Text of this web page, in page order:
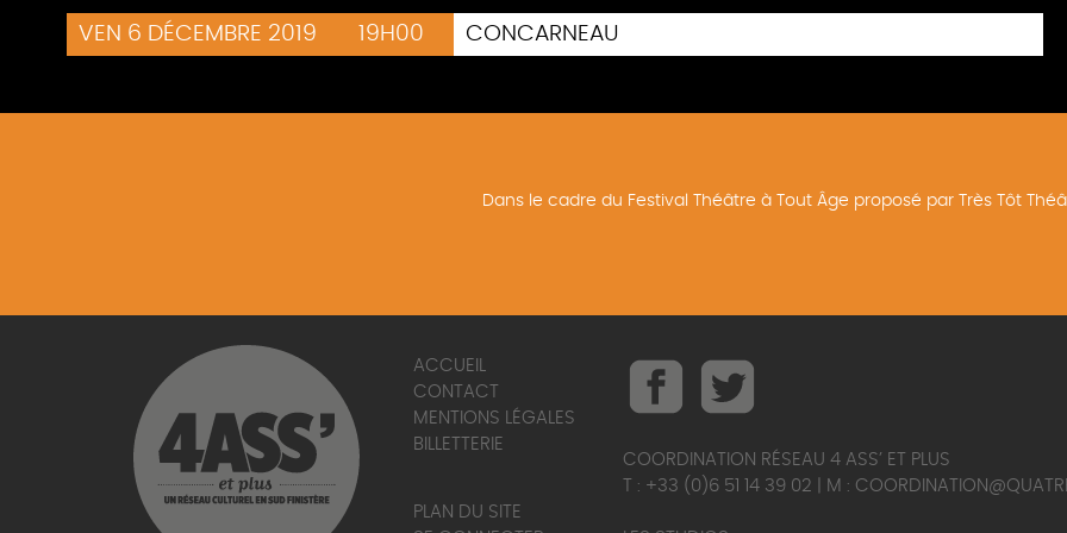
VEN 6 DÉCEMBRE 2019 19H00 CONCARNEAU
Dans le cadre du Festival Théâtre à Tout Âge proposé par Très Tôt
ACCUEIL
CONTACT
MENTIONS LÉGALES
BILLETTERIE
PLAN DU SITE
COORDINATION RÉSEAU 4 ASS’ ET PLUS
T : +33 (0)6 51 14 39 02 | M :